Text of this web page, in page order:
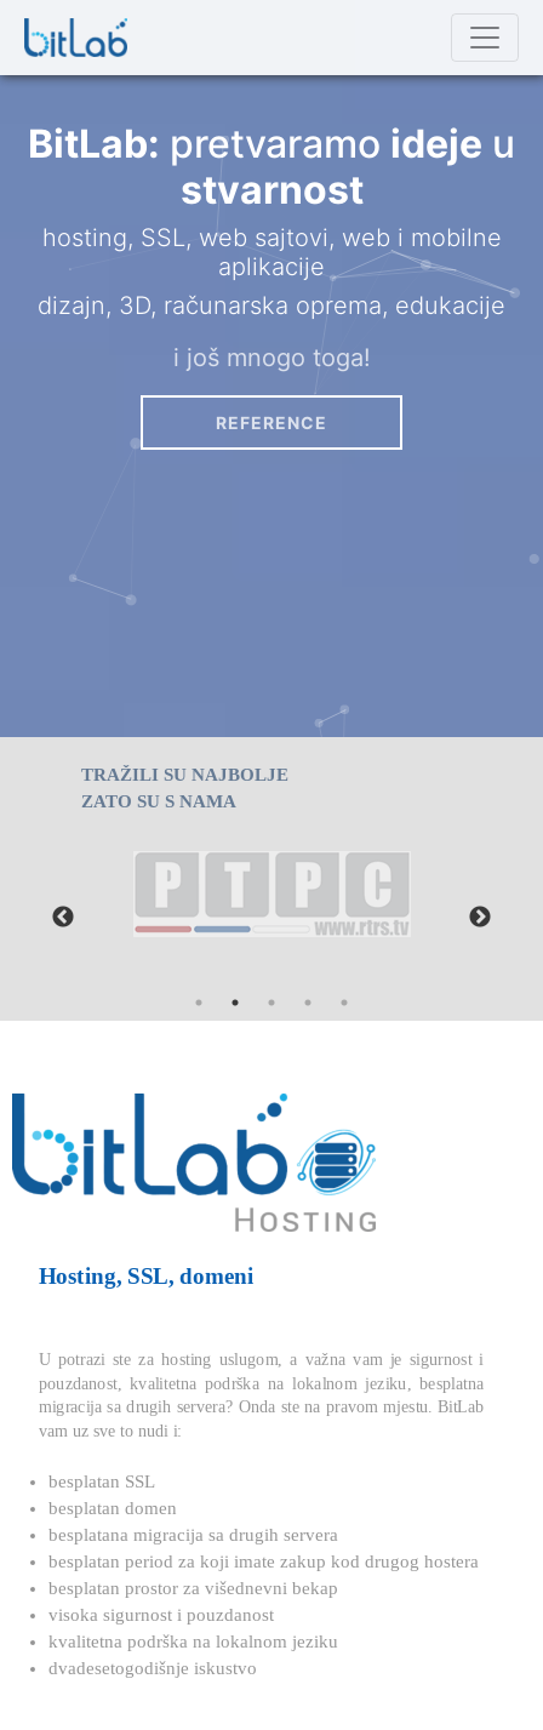
BitLab: pretvaramo ideje u
stvarnost
hosting, SSL, web sajtovi, web i mobilne
aplikacije
dizajn, 3D, računarska oprema, edukacije
i još mnogo toga!
REFERENCE
TRAŽILI SU NAJBOLJE
ZATO SU S NAMA
Hosting, SSL, domeni
U potrazi ste za hosting uslugom, a važna vam je sigurnost i
pouzdanost, kvalitetna podrška na lokalnom jeziku, besplatna
migracija sa drugih servera? Onda ste na pravom mjestu. BitLab
vam uz sve to nudi i:
besplatan SSL
besplatan domen
besplatana migracija sa drugih servera
besplatan period za koji imate zakup kod drugog hostera
besplatan prostor za višednevni bekap
visoka sigurnost i pouzdanost
kvalitetna podrška na lokalnom jeziku
dvadesetogodišnje iskustvo